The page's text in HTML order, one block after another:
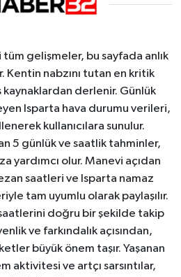
gelişmeler, bu sayfada anlık
Kentin nabzını tutan en kritik
kaynaklardan derlenir. Günlük
Isparta hava durumu verileri,
kullanıcılara sunulur.
5 günlük ve saatlik tahminler,
yardımcı olur. Manevi açıdan
saatleri ve Isparta namaz
tam uyumlu olarak paylaşılır.
doğru bir şekilde takip
ve farkındalık açısından,
büyük önem taşır. Yaşanan
aktivitesi ve artçı sarsıntılar,